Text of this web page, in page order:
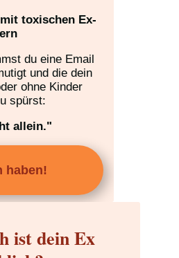
toxischen Ex-
du eine Email
und die dein
ohne Kinder
spürst:
allein."
haben!
ist dein Ex